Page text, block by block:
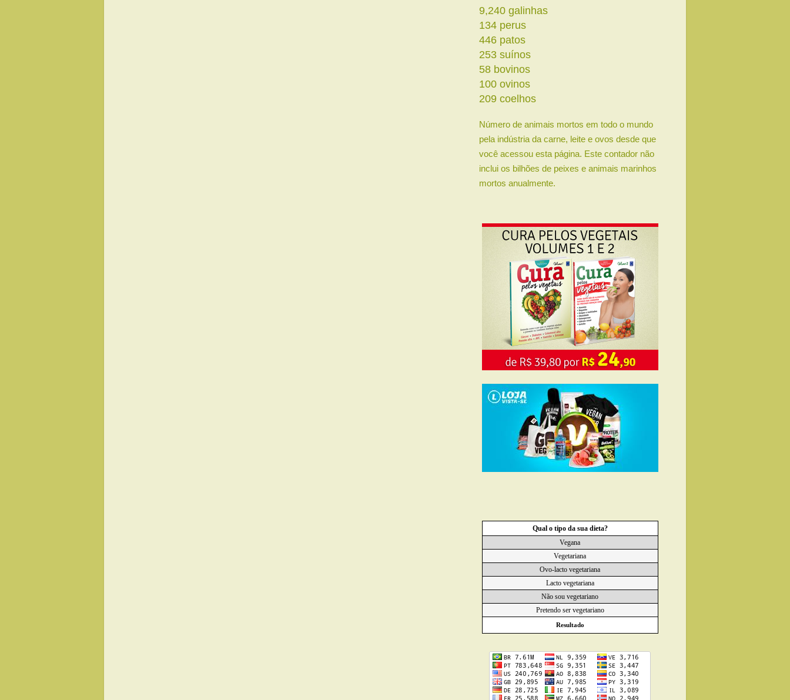
11,088 galinhas
161 perus
535 patos
303 suínos
69 bovinos
120 ovinos
250 coelhos
Número de animais mortos em todo o mundo
pela indústria da carne, leite e ovos desde que
você acessou esta página. Este contador não
inclui os bilhões de peixes e animais marinhos
mortos anualmente.
Qual o tipo da sua dieta?
Vegana
Vegetariana
Ovo-lacto vegetariana
Lacto vegetariana
Não sou vegetariano
Pretendo ser vegetariano
Resultado